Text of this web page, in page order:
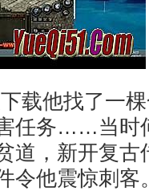
载他找了一
任务……当时
道，新开复古
令他震惊刺客